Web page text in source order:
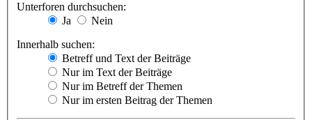
Unterforen durchsuchen:
Ja
Nein
Innerhalb suchen:
Betreff und Text der Beiträge
Nur im Text der Beiträge
Nur im Betreff der Themen
Nur im ersten Beitrag der Themen